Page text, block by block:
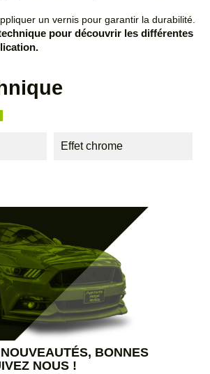
un vernis pour garantir la durabilité.
pour découvrir les différentes
Effet chrome
BONNES
NOUS !